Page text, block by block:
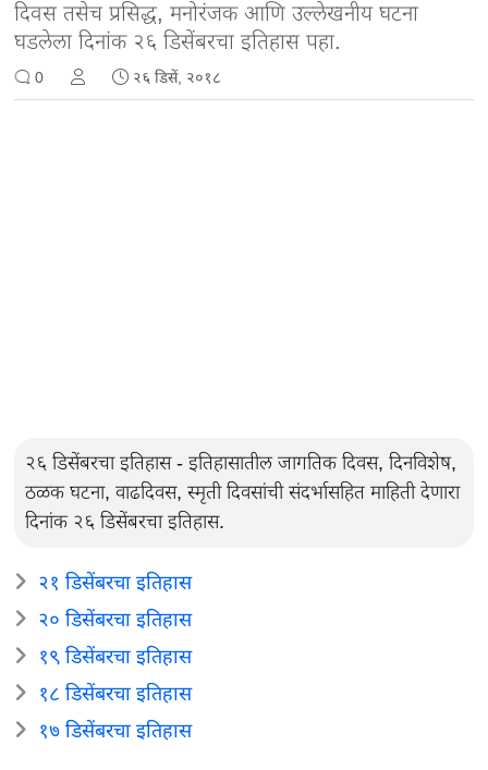
दिवस तसेच प्रसिद्ध, मनोरंजक आणि उल्लेखनीय घटना
घडलेला दिनांक २६ डिसेंबरचा इतिहास पहा.
0 २६ डिसें, २०१८
२६ डिसेंबरचा इतिहास - इतिहासातील जागतिक दिवस, दिनविशेष,
ठळक घटना, वाढदिवस, स्मृती दिवसांची संदर्भासहित माहिती देणारा
दिनांक २६ डिसेंबरचा इतिहास.
२१ डिसेंबरचा इतिहास
२० डिसेंबरचा इतिहास
१९ डिसेंबरचा इतिहास
१८ डिसेंबरचा इतिहास
१७ डिसेंबरचा इतिहास